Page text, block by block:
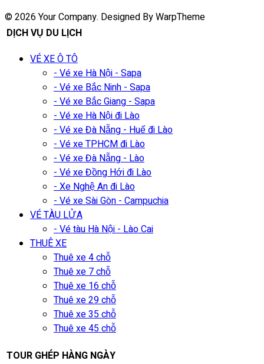
© 2026 Your Company. Designed By WarpTheme
DỊCH VỤ DU LỊCH
VÉ XE Ô TÔ
- Vé xe Hà Nội - Sapa
- Vé xe Bắc Ninh - Sapa
- Vé xe Bắc Giang - Sapa
- Vé xe Hà Nội đi Lào
- Vé xe Đà Nẵng - Huế đi Lào
- Vé xe TPHCM đi Lào
- Vé xe Đà Nẵng - Lào
- Vé xe Đồng Hới đi Lào
- Xe Nghệ An đi Lào
- Vé xe Sài Gòn - Campuchia
VÉ TÀU LỬA
- Vé tàu Hà Nội - Lào Cai
THUÊ XE
Thuê xe 4 chỗ
Thuê xe 7 chỗ
Thuê xe 16 chỗ
Thuê xe 29 chỗ
Thuê xe 35 chỗ
Thuê xe 45 chỗ
TOUR GHÉP HÀNG NGÀY